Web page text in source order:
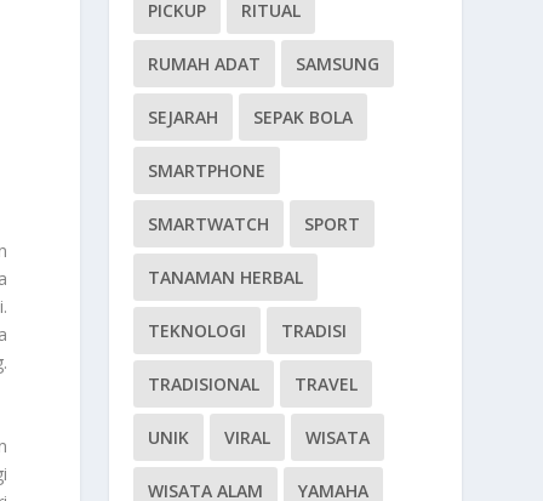
PICKUP RITUAL
RUMAH ADAT SAMSUNG
SEJARAH SEPAK BOLA
SMARTPHONE
SMARTWATCH SPORT
TANAMAN HERBAL
TEKNOLOGI TRADISI
TRADISIONAL TRAVEL
UNIK VIRAL WISATA
WISATA ALAM YAMAHA